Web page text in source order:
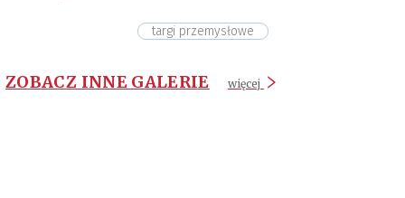
targi przemysłowe
ZOBACZ INNE GALERIE więcej